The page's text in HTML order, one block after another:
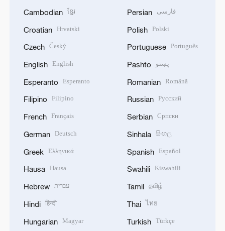
Cambodian ខ្មែរ
Croatian Hrvatski
Czech Český
English English
Esperanto Esperanto
Filipino Filipino
French Français
German Deutsch
Greek Ελληνικά
Hausa Hausa
Hebrew עברית
Hindi हिन्दी
Hungarian Magyar
Persian فارسی
Polish Polski
Portuguese Português
Pashto پښتو
Romanian Română
Russian Русский
Serbian Српски
Sinhala සිංහල
Spanish Español
Swahili Kiswahili
Tamil தமிழ்
Thai ไทย
Turkish Türkçe